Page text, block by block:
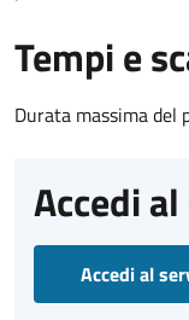
Tempi e
Durata massima
Accedi
Accedi al